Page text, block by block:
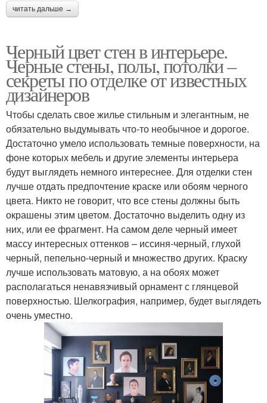
читать дальше →
Черный цвет стен в интерьере.
Черные стены, полы, потолки –
секреты по отделке от известных
дизайнеров
Чтобы сделать свое жилье стильным и элегантным, не
обязательно выдумывать что-то необычное и дорогое.
Достаточно умело использовать темные поверхности, на
фоне которых мебель и другие элементы интерьера
будут выглядеть немного интереснее. Для отделки стен
лучше отдать предпочтение краске или обоям черного
цвета. Никто не говорит, что все стены должны быть
окрашены этим цветом. Достаточно выделить одну из
них, или ее фрагмент. На самом деле черный имеет
массу интересных оттенков – иссиня-черный, глухой
черный, пепельно-черный и множество других. Краску
лучше использовать матовую, а на обоях может
располагаться ненавязчивый орнамент с глянцевой
поверхностью. Шелкография, например, будет выглядеть
очень уместно.